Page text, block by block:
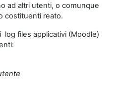
ad altri utenti, o comunque
costituenti reato.
log files applicativi (Moodle)